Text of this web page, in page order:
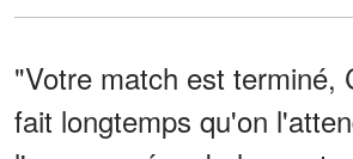
"Votre match est terminé,
fait longtemps qu'on